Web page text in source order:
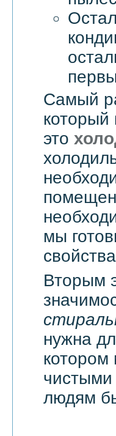
Самый
который
это
мы
Вторым
нужна
людям